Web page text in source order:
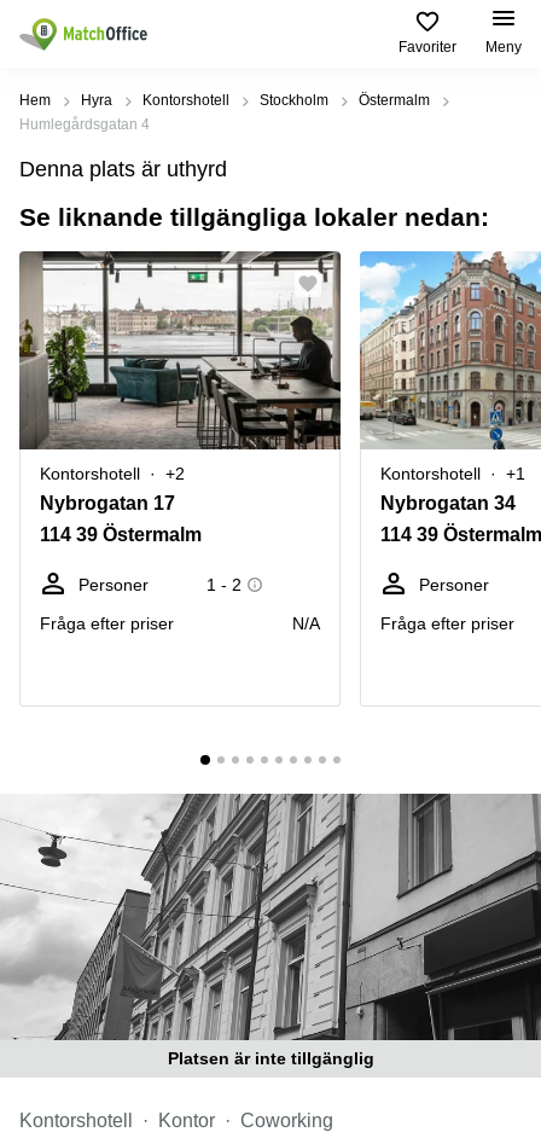
Favoriter Meny
Hyra / hyra ut
Kategorier
Kontor
Kontorshotell
space
Lagerlokaler
Industrilokaler
Butikslokaler
Verkstad
Mötesrum
kontor
Populära
Städer
Stockholm
Göteborg
Malmö
Uppsala
Norrköping
Östermalm
Skåne
Älvsjö
Vasastan
Populära
sökningar
Kontorshotell
Stockholm
Stockholm
Kontorshotell
Göteborg
Coworking
Stockholm
Kontorshotell
Malmö
Coworking
Malmö
lokaler
Hägersten
Hjälp
Om oss
Bli hyresvärd
Pris
Logga in
Hem Hyra Kontorshotell Stockholm
Östermalm
Humlegårdsgatan 4
Denna plats är uthyrd
Se liknande tillgängliga lokaler nedan:
Kontorshotell +2
Nybrogatan 17
114 39 Östermalm
Personer
1 - 2
Fråga efter priser
N/A
Kontorshotell +1
Nybrogatan 34
114 39 Östermalm
Personer
Fråga efter priser
Platsen är inte tillgänglig
Kontorshotell Kontor Coworking